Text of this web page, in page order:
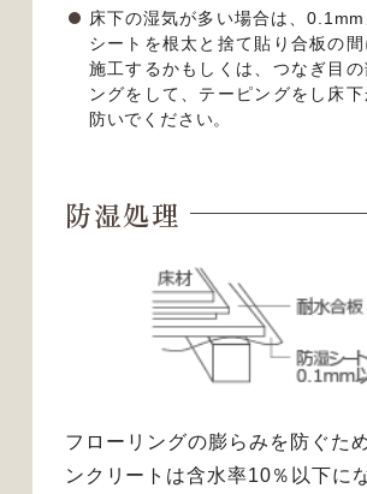
床下の湿気が多い場合は、
シートを根太と捨て貼り合板の
施工するかもしくは、つなぎ目
ングをして、テーピングをし床
防いでください。
防湿処理
フローリングの膨らみを防ぐた
ンクリートは含水率10％以下に